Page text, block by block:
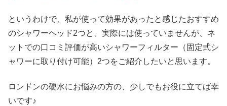
というわけで、私が使って効果があったと感じたおすすめ
のシャワーヘッド2つと、実際には使っていませんが、ネ
ットでの口コミ評価が高いシャワーフィルター（固定式シ
ャワーに取り付け可能）2つをご紹介したいと思います。
ロンドンの硬水にお悩みの方の、少しでもお役に立てば幸
いです♪